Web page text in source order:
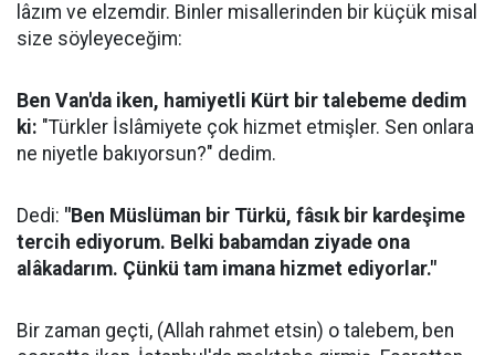
lâzım ve elzemdir. Binler misallerinden bir küçük misal
size söyleyeceğim:
Ben Van'da iken, hamiyetli Kürt bir talebeme dedim
ki: "Türkler İslâmiyete çok hizmet etmişler. Sen onlara
ne niyetle bakıyorsun?" dedim.
Dedi: "Ben Müslüman bir Türkü, fâsık bir kardeşime
tercih ediyorum. Belki babamdan ziyade ona
alâkadarım. Çünkü tam imana hizmet ediyorlar."
Bir zaman geçti, (Allah rahmet etsin) o talebem, ben